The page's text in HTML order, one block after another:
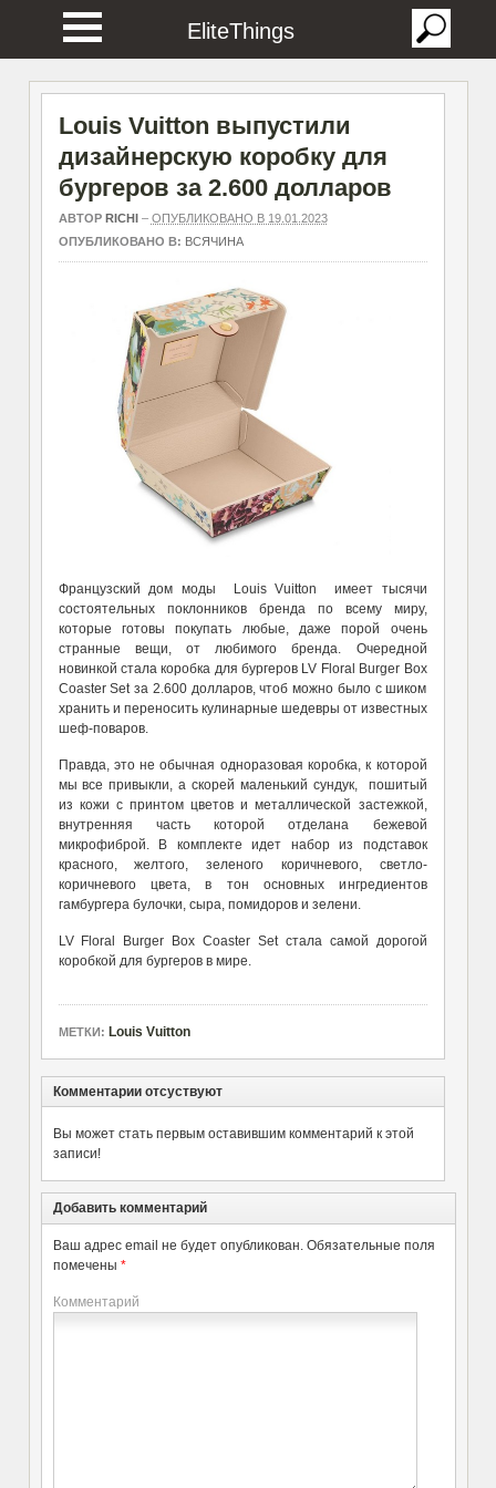
EliteThings
Louis Vuitton выпустили
дизайнерскую коробку для
бургеров за 2.600 долларов
АВТОР RICHI– ОПУБЛИКОВАНО В 19.01.2023
ОПУБЛИКОВАНО В: ВСЯЧИНА
Французский дом моды Louis Vuitton имеет тысячи
состоятельных поклонников бренда по всему миру,
которые готовы покупать любые, даже порой очень
странные вещи, от любимого бренда. Очередной
новинкой стала коробка для бургеров LV Floral Burger Box
Coaster Set за 2.600 долларов, чтоб можно было с шиком
хранить и переносить кулинарные шедевры от известных
шеф-поваров.
Правда, это не обычная одноразовая коробка, к которой
мы все привыкли, а скорей маленький сундук, пошитый
из кожи с принтом цветов и металлической застежкой,
внутренняя часть которой отделана бежевой
микрофиброй. В комплекте идет набор из подставок
красного, желтого, зеленого коричневого, светло-
коричневого цвета, в тон основных ингредиентов
гамбургера булочки, сыра, помидоров и зелени.
LV Floral Burger Box Coaster Set стала самой дорогой
коробкой для бургеров в мире.
МЕТКИ: Louis Vuitton
Комментарии отсуствуют
Вы может стать первым оставившим комментарий к этой
записи!
Добавить комментарий
Ваш адрес email не будет опубликован. Обязательные поля
помечены *
Комментарий